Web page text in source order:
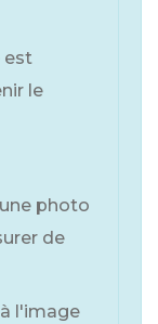
est
le
photo
de
l'image